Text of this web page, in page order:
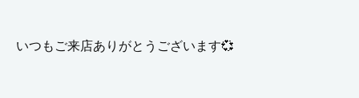
いつもご来店ありがとうございます💞